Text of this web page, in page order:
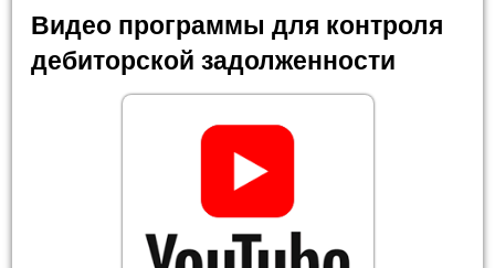
Видео программы для контроля
дебиторской задолженности